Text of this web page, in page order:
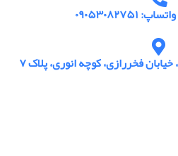
فخررازی، کوچه انوری، پلاک ۷